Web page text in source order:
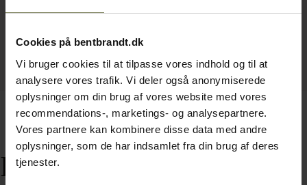
Cookies på bentbrandt.dk
Vi bruger cookies til at tilpasse vores indhold og til at
analysere vores trafik. Vi deler også anonymiserede
oplysninger om din brug af vores website med vores
recommendations-, marketings- og analysepartnere.
Vores partnere kan kombinere disse data med andre
oplysninger, som de har indsamlet fra din brug af deres
tjenester.
Relaterede varer